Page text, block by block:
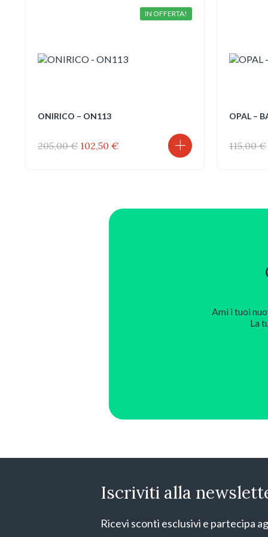
IN OFFERTA!
ONIRICO – ON113
205,00€ Il
102,50 €Il
OPAL –
115,00€
Ami i tuoi
La
Iscriviti alla
Ricevi sconti esclusivi e partecipa